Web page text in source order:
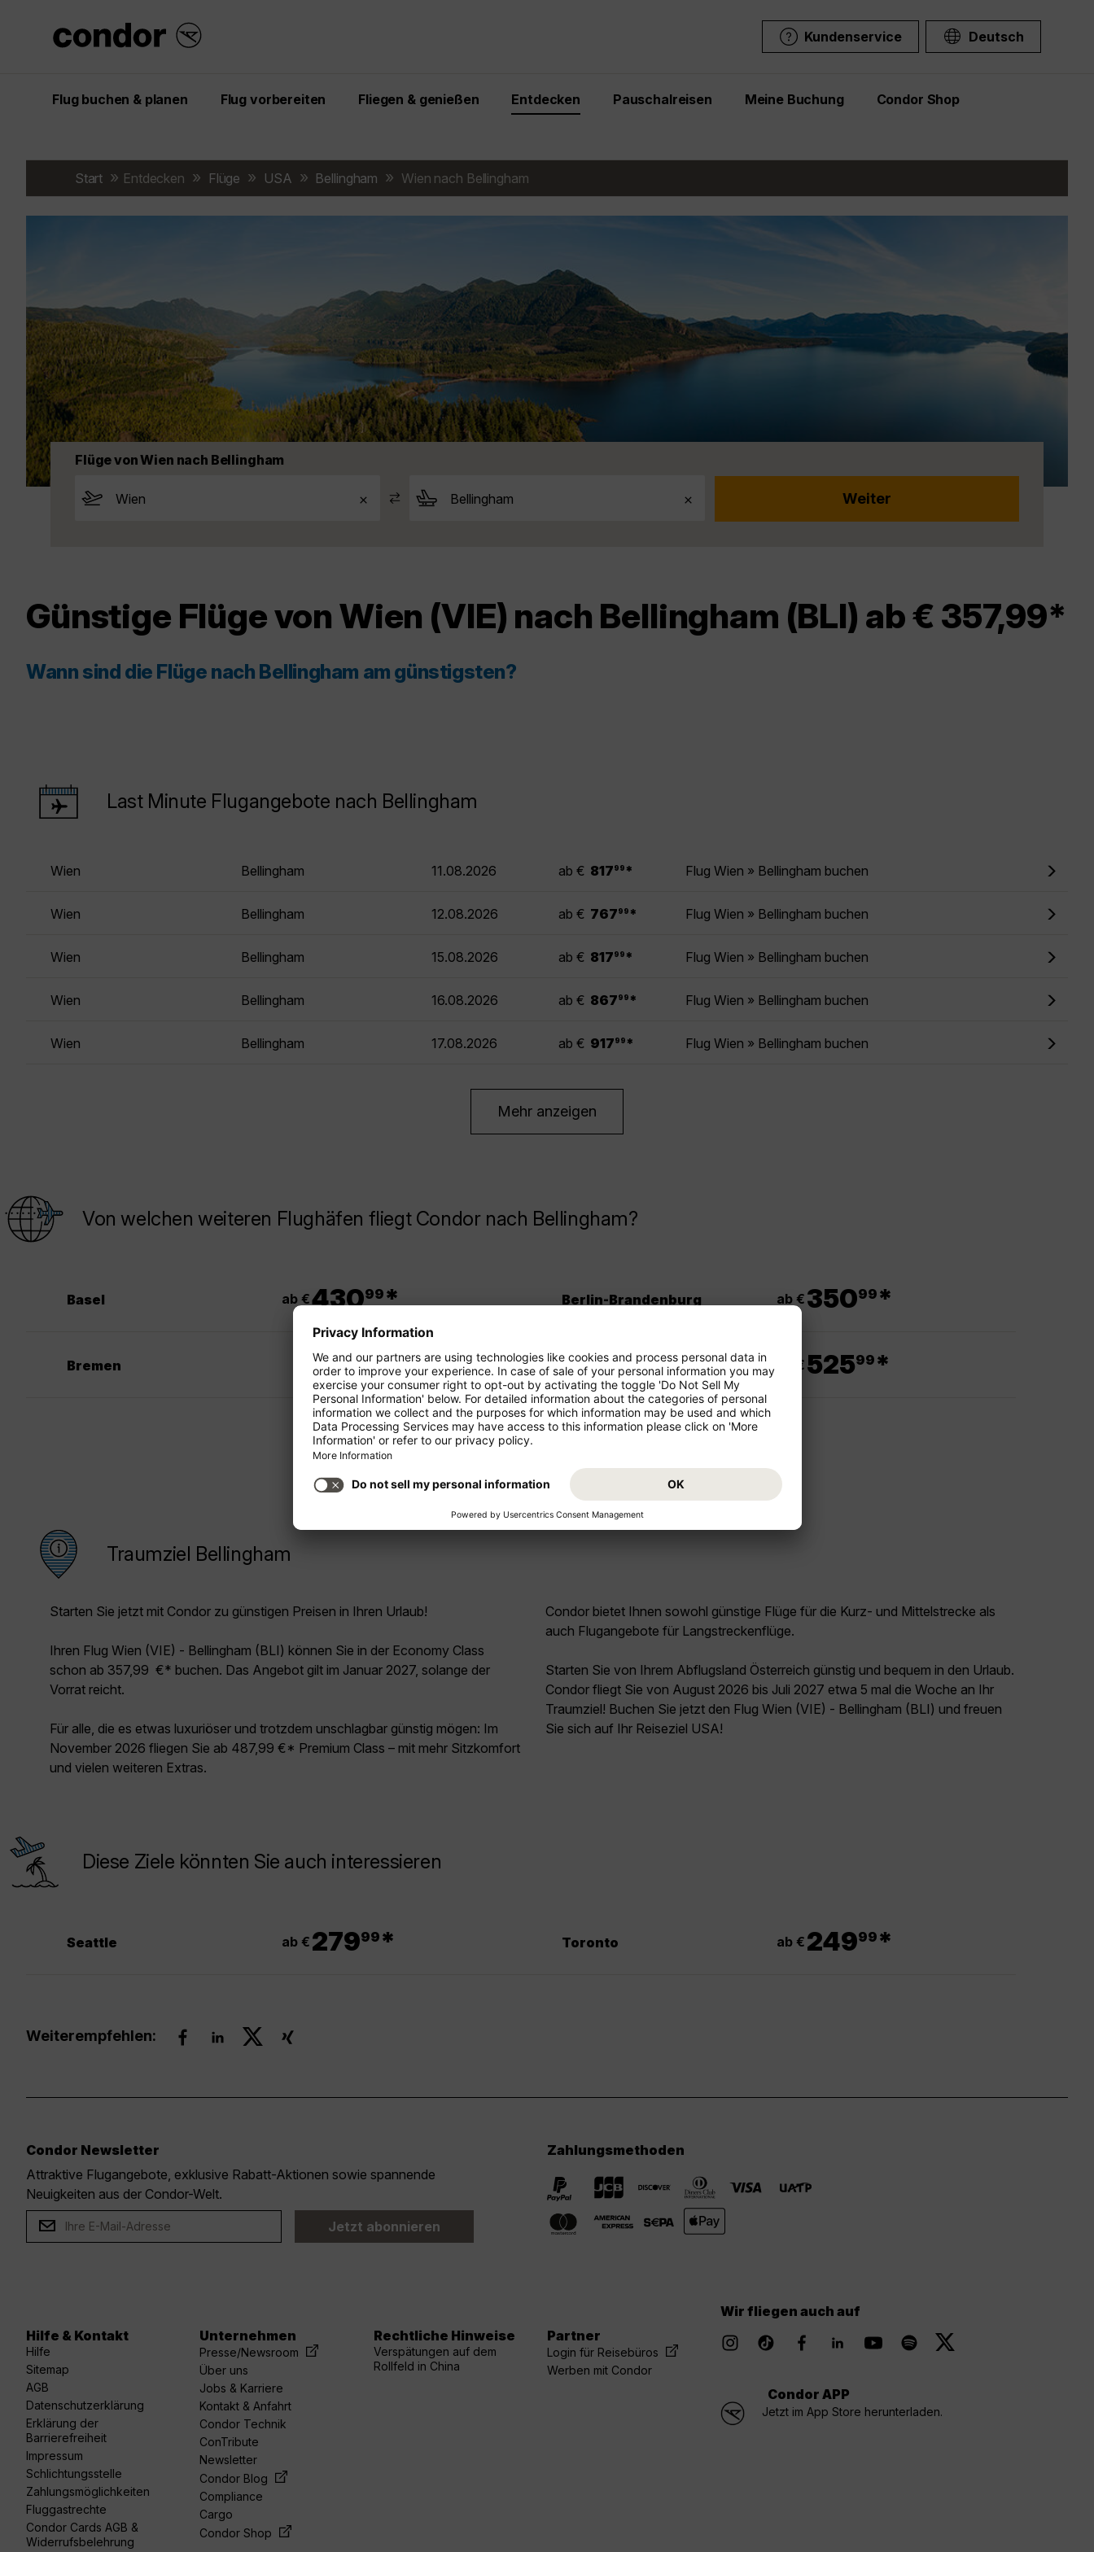
Kundenservice Deutsch
Flug buchen & planen Flug vorbereiten Fliegen & genießen Entdecken Pauschalreisen Meine Buchung Condor Shop
Start Entdecken Flüge USA Bellingham Wien nach Bellingham
Flüge von Wien nach Bellingham
Günstige Flüge von Wien (VIE) nach Bellingham (BLI) ab € 357,99*
Wann sind die Flüge nach Bellingham am günstigsten?
Last Minute Flugangebote nach Bellingham
Wien Bellingham 11.08.2026 ab € 817 99 * Flug Wien » Bellingham buchen
Wien Bellingham 12.08.2026 ab € 767 99 * Flug Wien » Bellingham buchen
Wien Bellingham 15.08.2026 ab € 817 99 * Flug Wien » Bellingham buchen
Wien Bellingham 16.08.2026 ab € 867 99 * Flug Wien » Bellingham buchen
Wien Bellingham 17.08.2026 ab € 917 99 * Flug Wien » Bellingham buchen
Mehr anzeigen
Von welchen weiteren Flughäfen fliegt Condor nach Bellingham?
Basel ab €43099* Berlin-Brandenburg ab € 35099 *
Bremen Dresden ab € 52599 *
Mehr anzeigen
Traumziel Bellingham
Starten Sie jetzt mit Condor zu günstigen Preisen in Ihren Urlaub!
Ihren Flug Wien (VIE) - Bellingham (BLI) können Sie in der Economy Class
schon ab 357,99 €* buchen. Das Angebot gilt im Januar 2027, solange der
Vorrat reicht.
Für alle, die es etwas luxuriöser und trotzdem unschlagbar günstig mögen: Im
November 2026 fliegen Sie ab 487,99 €* Premium Class – mit mehr Sitzkomfort
und vielen weiteren Extras.
Condor bietet Ihnen sowohl günstige Flüge für die Kurz- und Mittelstrecke als
auch Flugangebote für Langstreckenflüge.
Starten Sie von Ihrem Abflugsland Österreich günstig und bequem in den Urlaub.
Condor fliegt Sie von August 2026 bis Juli 2027 etwa 5 mal die Woche an Ihr
Traumziel! Buchen Sie jetzt den Flug Wien (VIE) - Bellingham (BLI) und freuen
Sie sich auf Ihr Reiseziel USA!
Diese Ziele könnten Sie auch interessieren
Seattle ab € 27999 * Toronto ab € 24999 *
Weiterempfehlen:
Condor Newsletter
Attraktive Flugangebote, exklusive Rabatt-Aktionen sowie spannende
Neuigkeiten aus der Condor-Welt.
Jetzt abonnieren
Zahlungsmethoden
Hilfe & Kontakt
Hilfe
Sitemap
AGB
Datenschutzerklärung
Erklärung der
Barrierefreiheit
Impressum
Schlichtungsstelle
Zahlungsmöglichkeiten
Fluggastrechte
Condor Cards AGB &
Widerrufsbelehrung
Unternehmen
Presse/Newsroom
Über uns
Jobs & Karriere
Kontakt & Anfahrt
Condor Technik
ConTribute
Newsletter
Condor Blog
Compliance
Cargo
Condor Shop
Rechtliche Hinweise
Verspätungen auf dem
Rollfeld in China
Partner
Login für Reisebüros
Werben mit Condor
Wir fliegen auch auf
linkedin youtubespotify
Condor APP
Jetzt im App Store herunterladen.